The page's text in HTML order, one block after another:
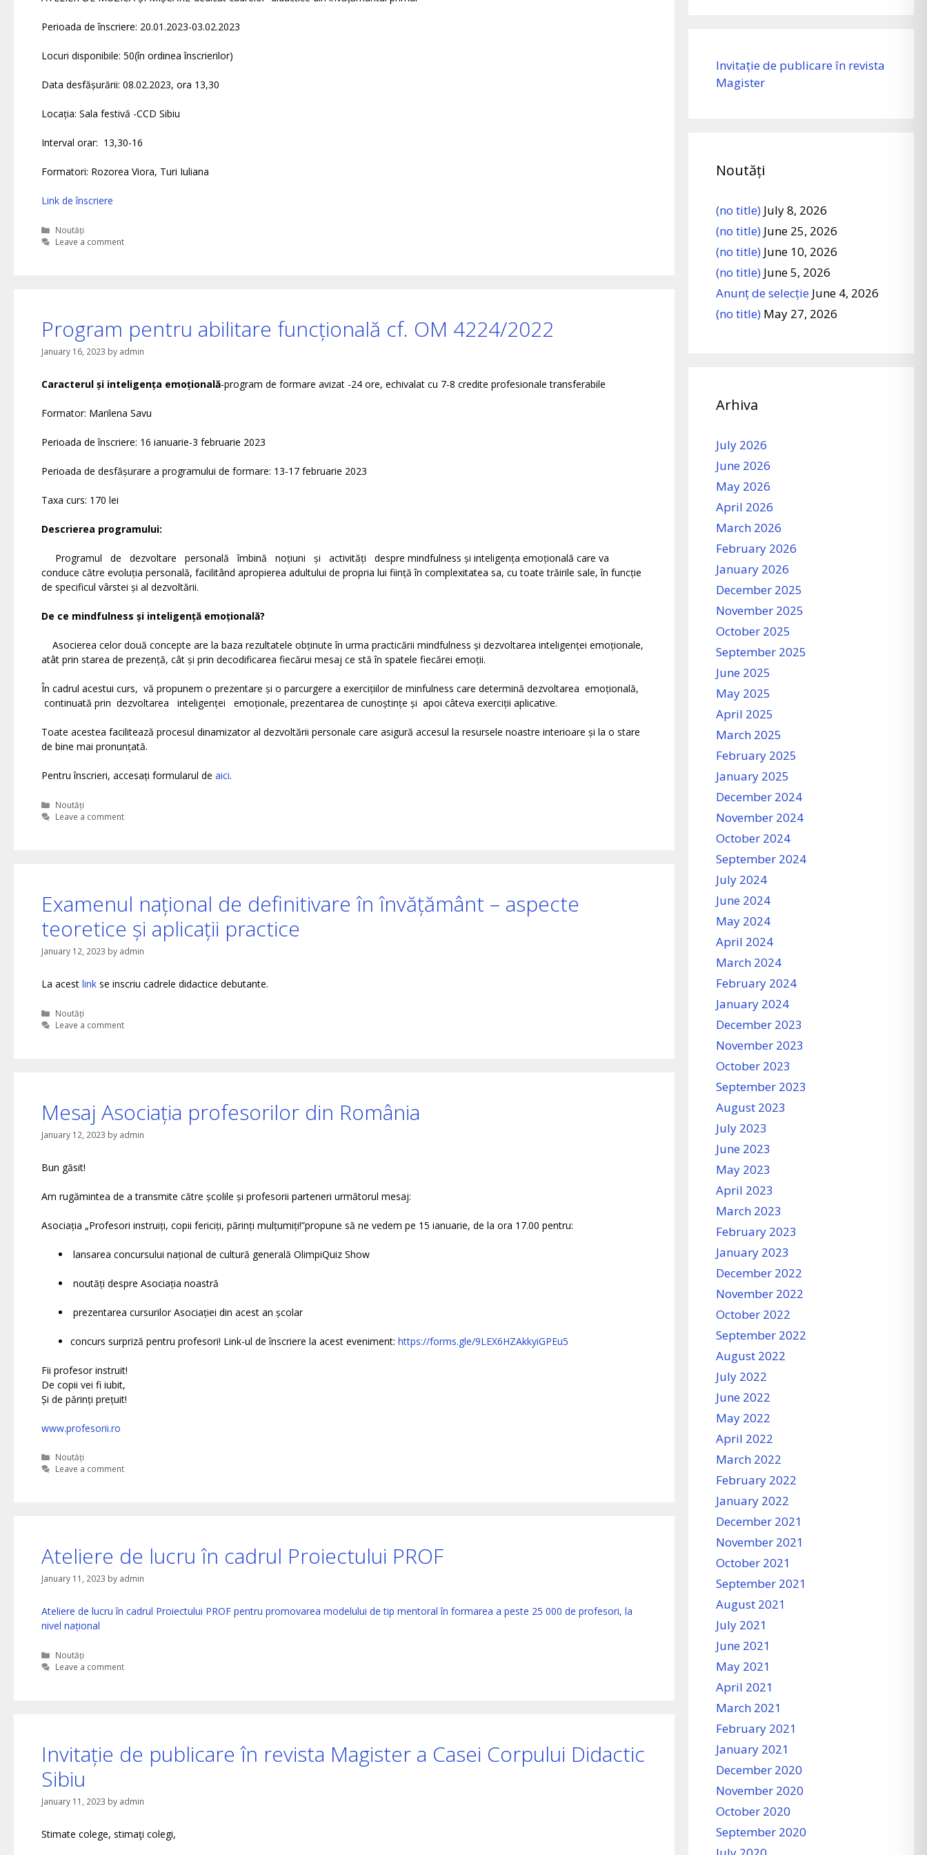
Perioada de înscriere: 20.01.2023-03.02.2023
Locuri disponibile: 50(în ordinea înscrierilor)
Data desfășurării: 08.02.2023, ora 13,30
Locația: Sala festivă -CCD Sibiu
Interval orar: 13,30-16
Formatori: Rozorea Viora, Turi Iuliana
Link de înscriere
Categories
Noutăți
Leave a comment
Program pentru abilitare funcțională cf. OM 4224/2022
January 16, 2023 by admin
Caracterul și inteligența emoțională-program de formare avizat -24 ore, echivalat cu 7-8 credite profesionale transferabile
Formator: Marilena Savu
Perioada de înscriere: 16 ianuarie-3 februarie 2023
Perioada de desfășurare a programului de formare: 13-17 februarie 2023
Taxa curs: 170 lei
Descrierea programului:
Programul de dezvoltare personală îmbină noțiuni și activități despre mindfulness și inteligența emoțională care va
conduce către evoluția personală, facilitând apropierea adultului de propria lui ființă în complexitatea sa, cu toate trăirile sale, în funcție
de specificul vârstei și al dezvoltării.
De ce mindfulness și inteligență emoțională?
Asocierea celor două concepte are la baza rezultatele obținute în urma practicării mindfulness și dezvoltarea inteligenței emoționale,
atât prin starea de prezență, cât și prin decodificarea fiecărui mesaj ce stă în spatele fiecărei emoții.
În cadrul acestui curs, vă propunem o prezentare și o parcurgere a exercițiilor de minfulness care determină dezvoltarea emoțională,
continuată prin dezvoltarea inteligenței emoționale, prezentarea de cunoștințe și apoi câteva exerciții aplicative.
Toate acestea facilitează procesul dinamizator al dezvoltării personale care asigură accesul la resursele noastre interioare și la o stare
de bine mai pronunțată.
Pentru înscrieri, accesați formularul de aici.
Categories
Noutăți
Leave a comment
Examenul național de definitivare în învățământ – aspecte
teoretice și aplicații practice
January 12, 2023 by admin
La acestlinkse inscriu cadrele didactice debutante.
Categories
Noutăți
Leave a comment
Mesaj Asociația profesorilor din România
January 12, 2023 by admin
Bun găsit!
Am rugămintea de a transmite către școlile și profesorii parteneri următorul mesaj:
Asociația „Profesori instruiți, copii fericiți, părinți mulțumiți!”propune să ne vedem pe 15 ianuarie, de la ora 17.00 pentru:
lansarea concursului național de cultură generală OlimpiQuiz Show
noutăți despre Asociația noastră
prezentarea cursurilor Asociației din acest an școlar
concurs surpriză pentru profesori! Link-ul de înscriere la acest eveniment: https://forms.gle/9LEX6HZAkkyiGPEu5
Fii profesor instruit!
De copii vei fi iubit,
Și de părinți prețuit!
www.profesorii.ro
Categories
Noutăți
Leave a comment
Ateliere de lucru în cadrul Proiectului PROF
January 11, 2023 by admin
Ateliere de lucru în cadrul Proiectului PROF pentru promovarea modelului de tip mentoral în formarea a peste 25 000 de profesori, la
nivel național
Categories
Noutăți
Leave a comment
Invitație de publicare în revista Magister a Casei Corpului Didactic
Sibiu
January 11, 2023 by admin
Stimate colege, stimaţi colegi,
Invitație de publicare în revista
Magister
Noutăți
(no title) July 8, 2026
(no title) June 25, 2026
(no title) June 10, 2026
(no title) June 5, 2026
Anunț de selecție June 4, 2026
(no title) May 27, 2026
Arhiva
July 2026
June 2026
May 2026
April 2026
March 2026
February 2026
January 2026
December 2025
November 2025
October 2025
September 2025
June 2025
May 2025
April 2025
March 2025
February 2025
January 2025
December 2024
November 2024
October 2024
September 2024
July 2024
June 2024
May 2024
April 2024
March 2024
February 2024
January 2024
December 2023
November 2023
October 2023
September 2023
August 2023
July 2023
June 2023
May 2023
April 2023
March 2023
February 2023
January 2023
December 2022
November 2022
October 2022
September 2022
August 2022
July 2022
June 2022
May 2022
April 2022
March 2022
February 2022
January 2022
December 2021
November 2021
October 2021
September 2021
August 2021
July 2021
June 2021
May 2021
April 2021
March 2021
February 2021
January 2021
December 2020
November 2020
October 2020
September 2020